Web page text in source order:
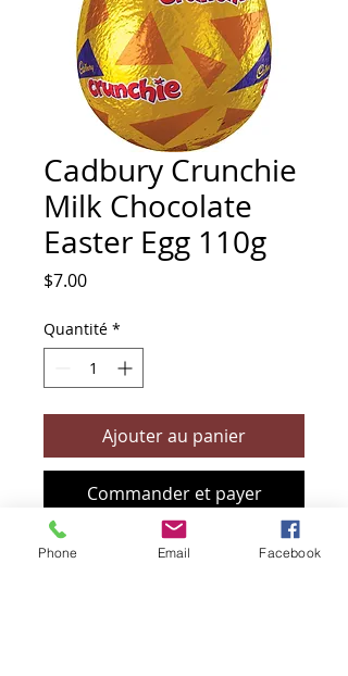
Cadbury Crunchie
Milk Chocolate
Easter Egg 110g
$7.00Prix
Quantité *
Ajouter au panier
Commander et payer
Phone Email Facebook